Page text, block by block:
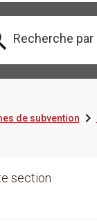
de subvention
section